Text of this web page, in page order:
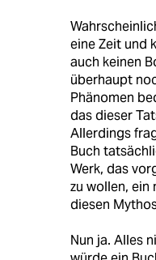
eine Zeit und
auch keinen
überhaupt
Phänomen
das dieser
Allerdings
Buch
Werk, das
zu wollen, ein
diesen
Nun ja. Alles